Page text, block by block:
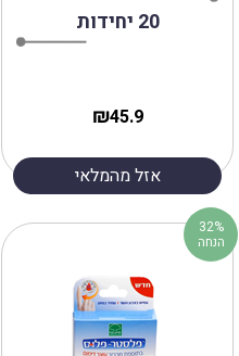
20 יחידות
45.9
₪
אזל מהמלאי
32%
הנחה